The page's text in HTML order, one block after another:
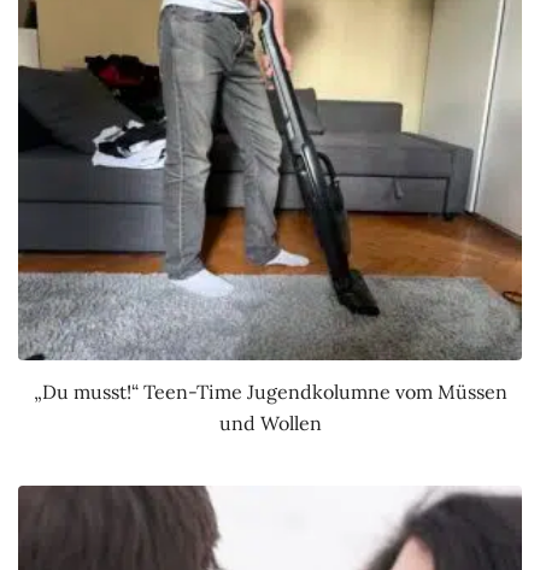
„Du musst!“ Teen-Time Jugendkolumne vom Müssen
und Wollen